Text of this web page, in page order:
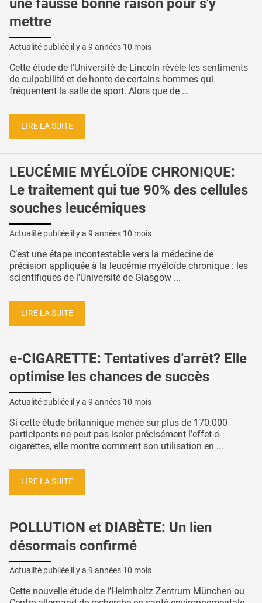
une fausse bonne raison pour s'y
mettre
Actualité publiée il y a 9 années 10 mois
Cette étude de l’Université de Lincoln révèle les sentiments
de culpabilité et de honte de certains hommes qui
fréquentent la salle de sport. Alors que de ...
LIRE LA SUITE
LEUCÉMIE MYÉLOÏDE CHRONIQUE:
Le traitement qui tue 90% des cellules
souches leucémiques
Actualité publiée il y a 9 années 10 mois
C’est une étape incontestable vers la médecine de
précision appliquée à la leucémie myéloïde chronique : les
scientifiques de l'Université de Glasgow ...
LIRE LA SUITE
e-CIGARETTE: Tentatives d'arrêt? Elle
optimise les chances de succès
Actualité publiée il y a 9 années 10 mois
Si cette étude britannique menée sur plus de 170.000
participants ne peut pas isoler précisément l’effet e-
cigarettes, elle montre comment son utilisation en ...
LIRE LA SUITE
POLLUTION et DIABÈTE: Un lien
désormais confirmé
Actualité publiée il y a 9 années 10 mois
Cette nouvelle étude de l’Helmholtz Zentrum München ou